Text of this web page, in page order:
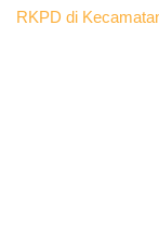
RKPD di